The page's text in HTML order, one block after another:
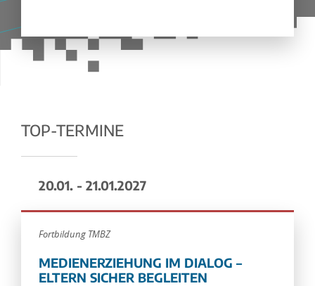
TOP-TERMINE
20.01. - 21.01.2027
Fortbildung TMBZ
MEDIENERZIEHUNG IM DIALOG –
ELTERN SICHER BEGLEITEN